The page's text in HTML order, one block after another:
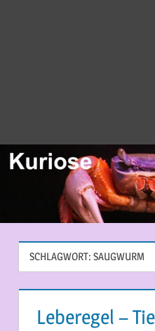
SCHLAGWORT: SAUGWURM
Leberegel –